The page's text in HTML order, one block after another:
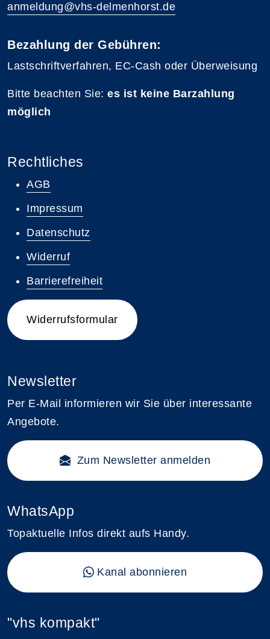
anmeldung@vhs-delmenhorst.de
Bezahlung der Gebühren:
Lastschriftverfahren, EC-Cash oder Überweisung
Bitte beachten Sie: es ist keine Barzahlung
möglich
Rechtliches
AGB
Impressum
Datenschutz
Widerruf
Barrierefreiheit
Widerrufsformular
Newsletter
Per E-Mail informieren wir Sie über interessante
Angebote.
Zum Newsletter anmelden
WhatsApp
Topaktuelle Infos direkt aufs Handy.
Kanal abonnieren
"vhs kompakt"